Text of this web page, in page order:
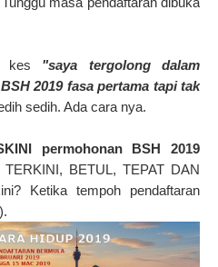
kes "saya tergolong dalam
2019 fasa pertama tapi tak
sedih. Ada cara nya.
permohonan BSH 2019
BETUL, TEPAT DAN
Ketika tempoh pendaftaran